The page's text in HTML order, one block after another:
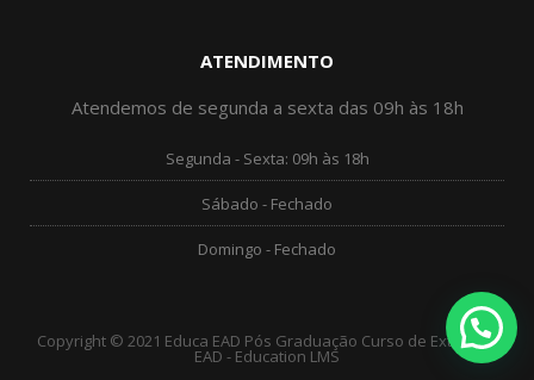
ATENDIMENTO
Atendemos de segunda a sexta das 09h às 18h
Segunda - Sexta: 09h às 18h
Sábado - Fechado
Domingo - Fechado
Copyright © 2021 Educa EAD Pós Graduação Curso de Extensão
EAD - Education LMS